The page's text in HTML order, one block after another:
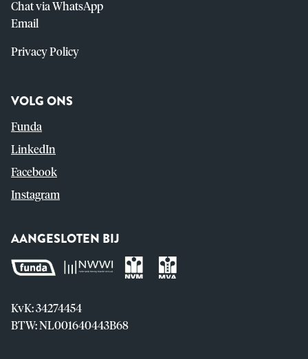
Chat via WhatsApp
Email
Privacy Policy
VOLG ONS
Funda
LinkedIn
Facebook
Instagram
AANGESLOTEN BIJ
KvK: 34274454
BTW: NL001640443B68